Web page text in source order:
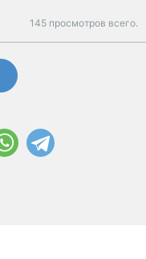
145 просмотров всего.